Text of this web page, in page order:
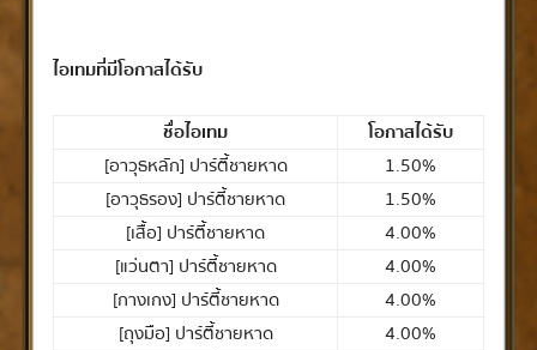
ไอเทมที่มีโอกาสได้รับ
ชื่อไอเทม
โอกาสได้รับ
[อาวุธหลัก] ปาร์ตี้ชายหาด
1.50%
[อาวุธรอง] ปาร์ตี้ชายหาด
1.50%
[เสื้อ] ปาร์ตี้ชายหาด
4.00%
[แว่นตา] ปาร์ตี้ชายหาด
4.00%
[กางเกง] ปาร์ตี้ชายหาด
4.00%
[ถุงมือ] ปาร์ตี้ชายหาด
4.00%